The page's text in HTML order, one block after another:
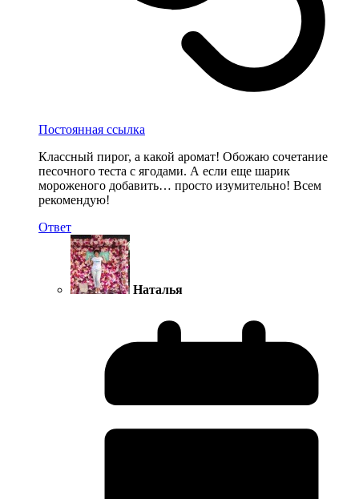
Постоянная ссылка
Классный пирог, а какой аромат! Обожаю сочетание
песочного теста с ягодами. А если еще шарик
мороженого добавить… просто изумительно! Всем
рекомендую!
Ответ
Наталья